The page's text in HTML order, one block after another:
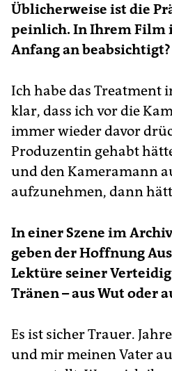
Üblicherweise ist die
peinlich. In Ihrem Film
Anfang an beabsichtigt?
Ich habe das Treatment
klar, dass ich vor die
immer wieder davor
Produzentin gehabt
und den Kameramann
aufzunehmen, dann
In einer Szene im
geben der Hoffnung
Lektüre seiner
Tränen – aus Wut oder
Es ist sicher Trauer.
und mir meinen Vater